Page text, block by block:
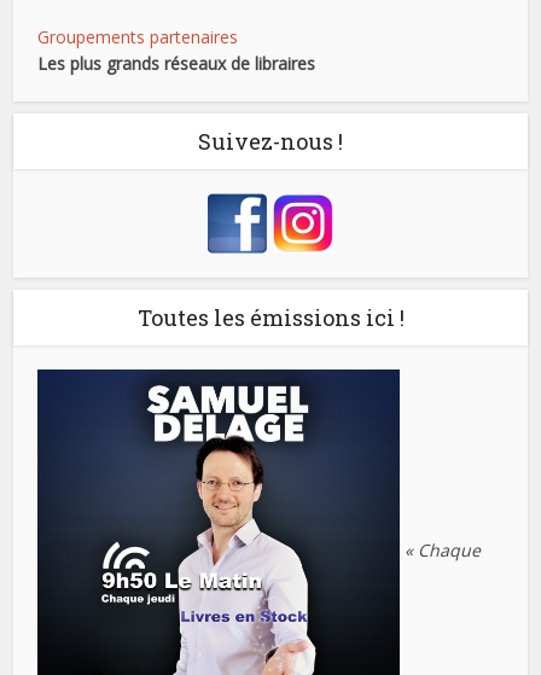
Groupements partenaires
Les plus grands réseaux de libraires
Suivez-nous !
Toutes les émissions ici !
« Chaque